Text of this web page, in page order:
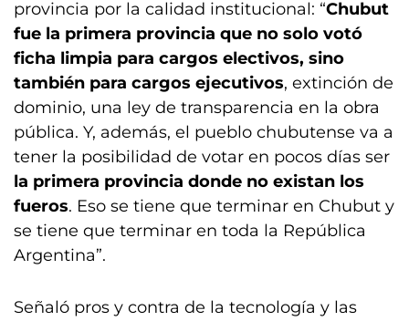
provincia por la calidad institucional: “Chubut
fue la primera provincia que no solo votó
ficha limpia para cargos electivos, sino
también para cargos ejecutivos, extinción de
dominio, una ley de transparencia en la obra
pública. Y, además, el pueblo chubutense va a
tener la posibilidad de votar en pocos días ser
la primera provincia donde no existan los
fueros. Eso se tiene que terminar en Chubut y
se tiene que terminar en toda la República
Argentina”.
Señaló pros y contra de la tecnología y las